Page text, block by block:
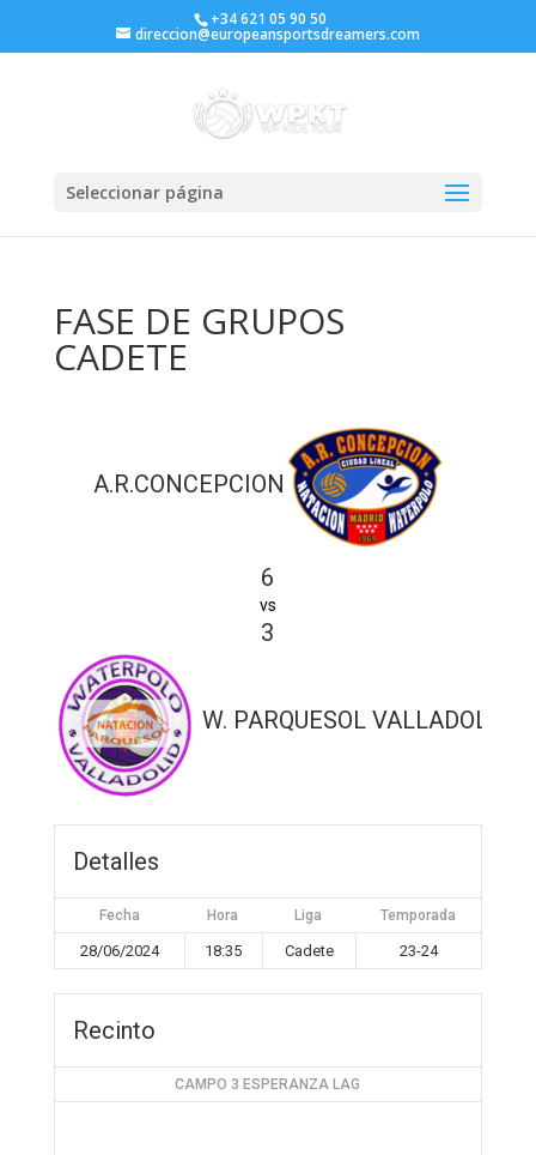
+34 621 05 90 50
direccion@europeansportsdreamers.com
Seleccionar página
FASE DE GRUPOS
CADETE
A.R.CONCEPCION
6
vs
3
W. PARQUESOL VALLADOLID
Detalles
Fecha Hora Liga Temporada
28/06/2024 18:35 Cadete 23-24
Recinto
CAMPO 3 ESPERANZA LAG